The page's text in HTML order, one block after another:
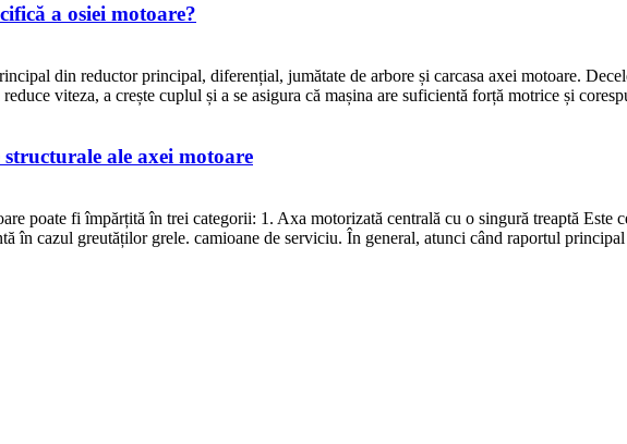
a osiei motoare?
din reductor principal, diferențial, jumătate de arbore și carcasa axei motoare.
viteza, a crește cuplul și a se asigura că mașina are suficientă forță motrice și
ale axei motoare
poate fi împărțită în trei categorii: 1. Axa motorizată centrală cu o singură treaptă Este
în cazul greutăților grele. camioane de serviciu. În general, atunci când raportul